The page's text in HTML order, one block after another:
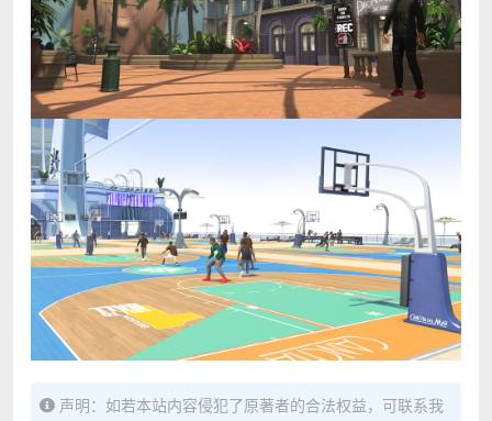
声明：如若本站内容侵犯了原著者的合法权益，可联系我